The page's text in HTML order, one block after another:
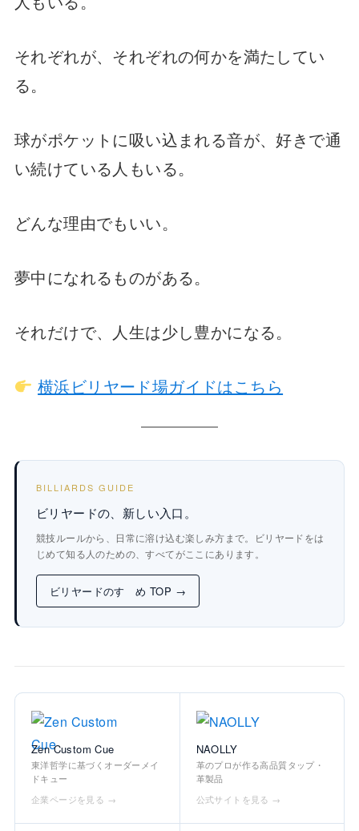
それぞれが、それぞれの何かを満たしてい
る。
球がポケットに吸い込まれる音が、好きで通
い続けている人もいる。
どんな理由でもいい。
夢中になれるものがある。
それだけで、人生は少し豊かになる。
横浜ビリヤード場ガイドはこちら
BILLIARDS GUIDE
ビリヤードの、新しい入口。
競技ルールから、日常に溶け込む楽しみ方まで。ビリヤードをは
じめて知る人のための、すべてがここにあります。
ビリヤードのすゝめ TOP →
Zen Custom Cue
東洋哲学に基づくオーダーメイ
ドキュー
企業ページを見る →
NAOLLY
革のプロが作る高品質タップ・
革製品
公式サイトを見る →